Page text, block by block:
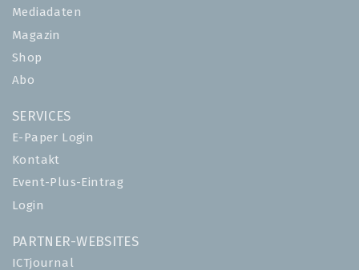
Mediadaten
Magazin
Shop
Abo
SERVICES
E-Paper Login
Kontakt
Event-Plus-Eintrag
Login
PARTNER-WEBSITES
ICTjournal